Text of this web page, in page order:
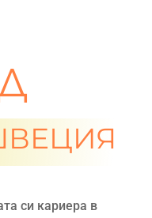
си кариера в